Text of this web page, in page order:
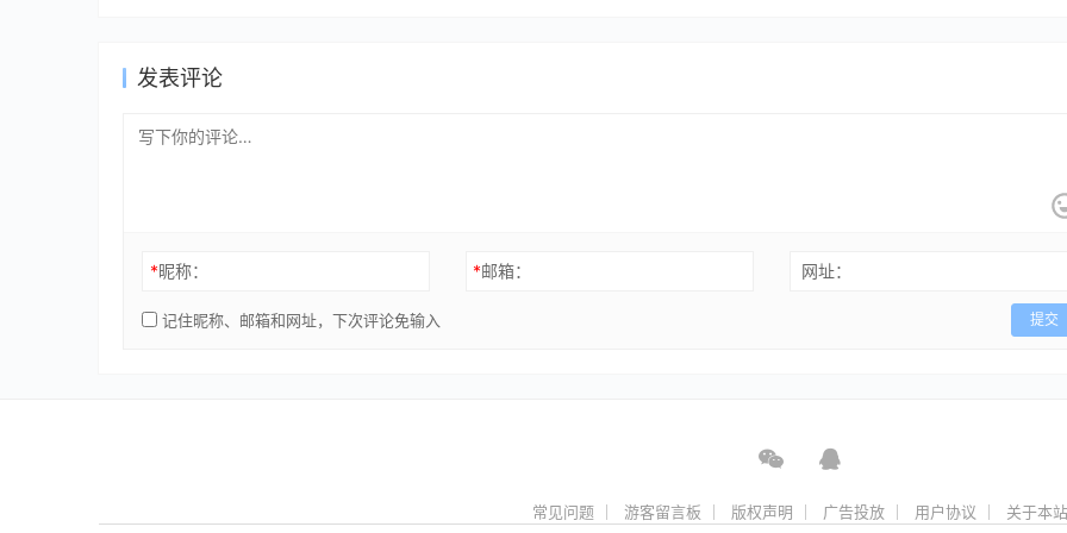
发表评论
*昵称： *邮箱： 网址：
记住昵称、邮箱和网址，下次评论免输入 提交
常见问题 游客留言板 版权声明 广告投放 用户协议
关于本站